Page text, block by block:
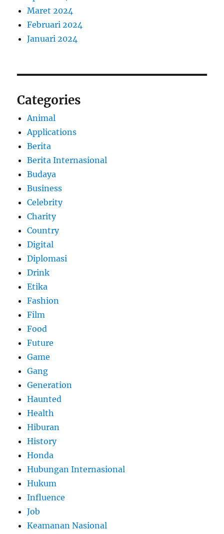
Maret 2024
Februari 2024
Januari 2024
Categories
Animal
Applications
Berita
Berita Internasional
Budaya
Business
Celebrity
Charity
Country
Digital
Diplomasi
Drink
Etika
Fashion
Film
Food
Future
Game
Gang
Generation
Haunted
Health
Hiburan
History
Honda
Hubungan Internasional
Hukum
Influence
Job
Keamanan Nasional